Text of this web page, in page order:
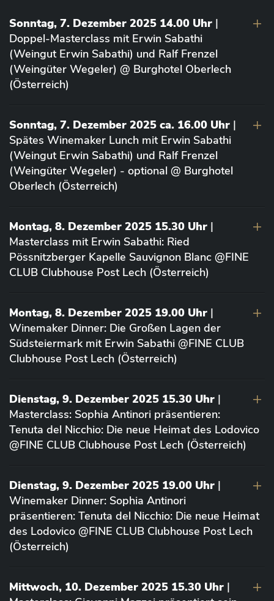
Sonntag, 7. Dezember 2025 14.00 Uhr |
Doppel-Masterclass mit Erwin Sabathi
(Weingut Erwin Sabathi) und Ralf Frenzel
(Weingüter Wegeler) @ Burghotel Oberlech
(Österreich)
Sonntag, 7. Dezember 2025 ca. 16.00 Uhr |
Spätes Winemaker Lunch mit Erwin Sabathi
(Weingut Erwin Sabathi) und Ralf Frenzel
(Weingüter Wegeler) - optional @ Burghotel
Oberlech (Österreich)
Montag, 8. Dezember 2025 15.30 Uhr |
Masterclass mit Erwin Sabathi: Ried
Pössnitzberger Kapelle Sauvignon Blanc @FINE
CLUB Clubhouse Post Lech (Österreich)
Montag, 8. Dezember 2025 19.00 Uhr |
Winemaker Dinner: Die Großen Lagen der
Südsteiermark mit Erwin Sabathi @FINE CLUB
Clubhouse Post Lech (Österreich)
Dienstag, 9. Dezember 2025 15.30 Uhr |
Masterclass: Sophia Antinori präsentieren:
Tenuta del Nicchio: Die neue Heimat des Lodovico
@FINE CLUB Clubhouse Post Lech (Österreich)
Dienstag, 9. Dezember 2025 19.00 Uhr |
Winemaker Dinner: Sophia Antinori
präsentieren: Tenuta del Nicchio: Die neue Heimat
des Lodovico @FINE CLUB Clubhouse Post Lech
(Österreich)
Mittwoch, 10. Dezember 2025 15.30 Uhr |